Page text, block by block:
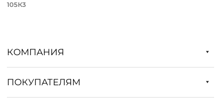
105К3
КОМПАНИЯ
ПОКУПАТЕЛЯМ